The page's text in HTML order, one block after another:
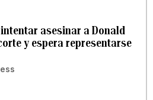
asesinar a Donald
y espera representarse